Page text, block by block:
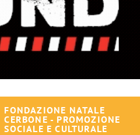
FONDAZIONE NATALE
CERBONE - PROMOZIONE
SOCIALE E CULTURALE